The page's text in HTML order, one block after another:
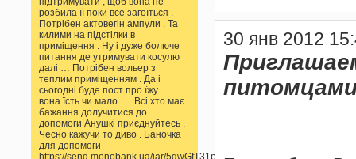
розбила її поки все загоїться .
Потрібен актовегін ампули . Та
килими на підстілки в
приміщення . Ну і дуже болюче
питання де утримувати косулю
далі … Потрібен вольер з
теплим приміщенням . Да і
сьогодні буде пост про їжу …
вона їсть чи мало …. Всі хто має
бажання долучитися до
допомоги Анушкі приєднуйтесь .
Чесно кажучи то диво . Баночка
для допомоги
https://send.monobank.ua/jar/5gwGfT31pp
30 янв 2012